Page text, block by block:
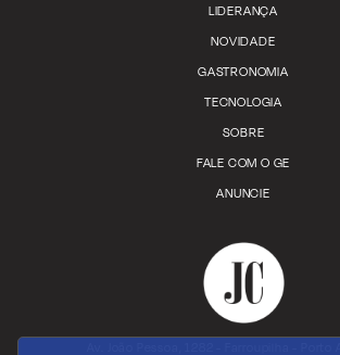
LIDERANÇA
NOVIDADE
GASTRONOMIA
TECNOLOGIA
SOBRE
FALE COM O GE
ANUNCIE
Av. João Pessoa, 1282 - Farroupilha - Porto